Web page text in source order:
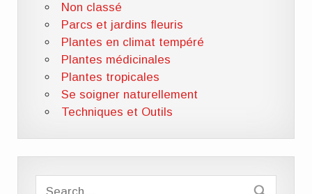
Non classé
Parcs et jardins fleuris
Plantes en climat tempéré
Plantes médicinales
Plantes tropicales
Se soigner naturellement
Techniques et Outils